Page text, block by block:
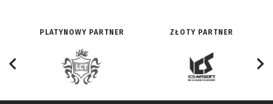
PLATYNOWY PARTNER ZŁOTY PARTNER